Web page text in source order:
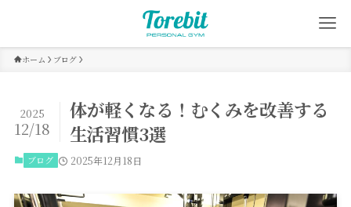
ホーム ブログ
体が軽くなる！むくみを改善する
生活習慣3選
2025
12/18
ブログ 2025年12月18日